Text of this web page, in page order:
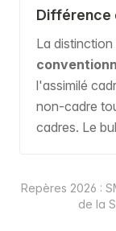
Différence
La distinction
l'assimilé
non-cadre
cadres. Le
Repères 2026 :
de la